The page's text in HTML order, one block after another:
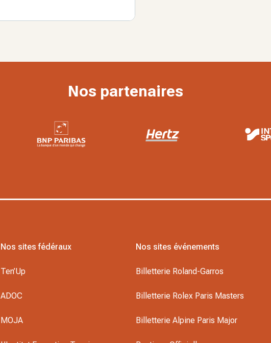
Nos partenaires
Nos sites fédéraux
Ten’Up
ADOC
MOJA
Nos sites événements
Billetterie Roland-Garros
Billetterie Rolex Paris Masters
Billetterie Alpine Paris Major